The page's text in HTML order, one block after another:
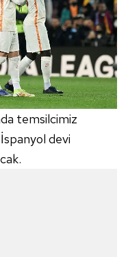
temsilcimiz
devi